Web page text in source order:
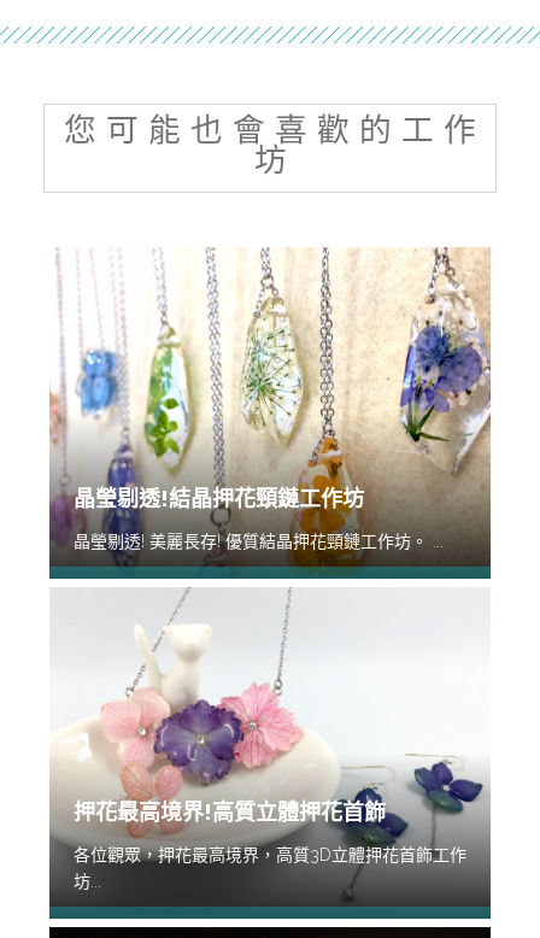
您 可 能 也 會 喜 歡 的 工 作
坊
晶瑩剔透!結晶押花頸鏈工作坊
晶瑩剔透! 美麗長存! 優質結晶押花頸鏈工作坊。 ...
押花最高境界!高質立體押花首飾
各位觀眾，押花最高境界，高質3D立體押花首飾工作
坊...